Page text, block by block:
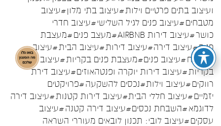
ועיצוב בתים פרטיים וילות#עיצוב בתי מלון#עיצוב
מטבחים#עיצוב פנים לגיל השלישי#עיצוב חדרי
כושר#עיצוב דירות AIRBNB #מעצב פנים#מעצבת
פנים#עיצוב דירה#עיצוב דירות#עיצוב הבית#עיצוב
המטבח#עיצוב פנים#מעצבת פנים בקריות#עיצוב פנים
בקריות#עיצוב דירות יוקרה ופנטהאוזים#עיצוב דירת
רווקים#עיצוב וילות#נכסים להשקעה#פרויקטים
יזמיים#עיצוב חללי הבית#עיצוב דירות קטנות#עיצוב דירה
לדוגמא#השבחת נכסים#עיצוב דירה קטנה#עיצוב
עסקים#עיצוב לובי: תכנון לובאים מעוררי השראה